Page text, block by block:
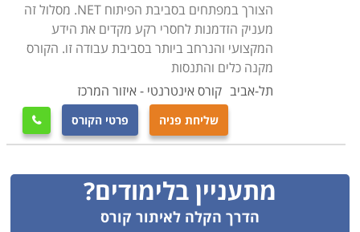
הצורך במפתחים בסביבת הפיתוח NET. מסלול זה
מעניק הזדמנות לחסרי רקע מקדים את הידע
המקצועי והנרחב ביותר בסביבת עבודה זו. הקורס
מקנה כלים והתנסות
תל-אביב קורס אינטרנטי - איזור המרכז
שליחת פניה פרטי הקורס 
מתעניין בלימודים?
הדרך הקלה לאיתור קורס